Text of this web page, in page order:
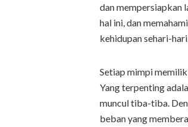
dan mempersiapkan
hal ini, dan
kehidupan sehari-
Setiap mimpi
Yang terpenting
muncul tiba-tiba.
beban yang